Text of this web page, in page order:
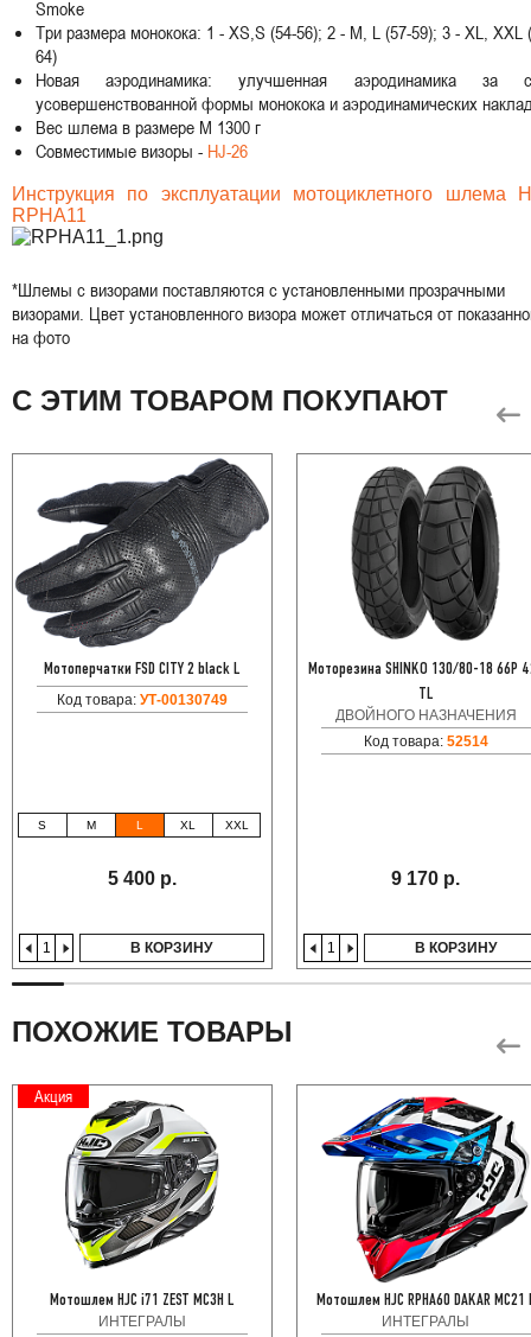
Smoke
Три размера монокока: 1 - XS,S (54-56); 2 - M, L (57-59); 3 - XL, XXL
64)
Новая аэродинамика: улучшенная аэродинамика за
усовершенствованной формы монокока и аэродинамических
Вес шлема в размере M 1300 г
Совместимые визоры - HJ-26
Инструкция по эксплуатации мотоциклетного шлема
RPHA11
*Шлемы с визорами поставляются с установленными прозрачными
визорами. Цвет установленного визора может отличаться от
на фото
С ЭТИМ ТОВАРОМ ПОКУПАЮТ
Мотоперчатки FSD CITY 2 black L
Код товара: УТ-00130749
S M L XL XXL
5 400 р.
В КОРЗИНУ
Моторезина SHINKO 130/80-18 66P
TL
ДВОЙНОГО НАЗНАЧЕНИЯ
Код товара: 52514
9 170 р.
В КОРЗИНУ
ПОХОЖИЕ ТОВАРЫ
Акция
Мотошлем HJC i71 ZEST MC3H L
ИНТЕГРАЛЫ
Мотошлем HJC RPHA60 DAKAR MC21
ИНТЕГРАЛЫ